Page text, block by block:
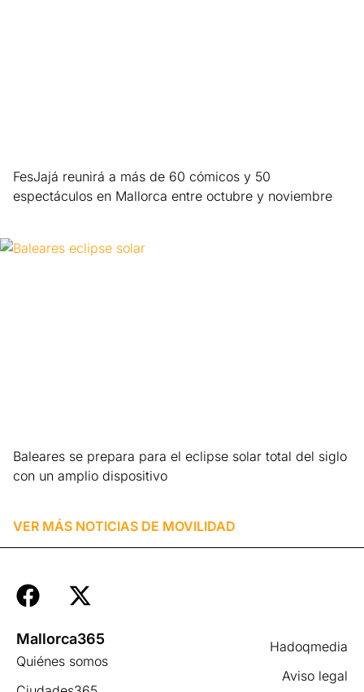
FesJajá reunirá a más de 60 cómicos y 50
espectáculos en Mallorca entre octubre y noviembre
Baleares se prepara para el eclipse solar total del siglo
con un amplio dispositivo
VER MÁS NOTICIAS DE MOVILIDAD
Hadoqmedia
Aviso legal
Mallorca365
Quiénes somos